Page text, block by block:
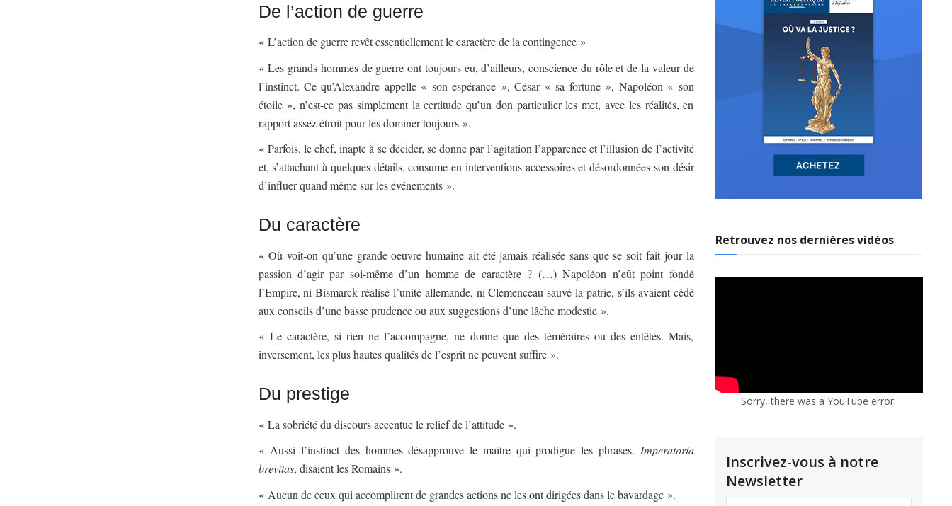
De l’action de guerre
« L’action de guerre revêt essentiellement le caractère de la contingence »
« Les grands hommes de guerre ont toujours eu, d’ailleurs, conscience du rôle et de la valeur de
l’instinct. Ce qu’Alexandre appelle « son espérance », César « sa fortune », Napoléon « son
étoile », n’est-ce pas simplement la certitude qu’un don particulier les met, avec les réalités, en
rapport assez étroit pour les dominer toujours ».
« Parfois, le chef, inapte à se décider, se donne par l’agitation l’apparence et l’illusion de l’activité
et, s’attachant à quelques détails, consume en interventions accessoires et désordonnées son désir
d’influer quand même sur les événements ».
Du caractère
« Où voit-on qu’une grande oeuvre humaine ait été jamais réalisée sans que se soit fait jour la
passion d’agir par soi-même d’un homme de caractère ? (…) Napoléon n’eût point fondé
l’Empire, ni Bismarck réalisé l’unité allemande, ni Clemenceau sauvé la patrie, s’ils avaient cédé
aux conseils d’une basse prudence ou aux suggestions d’une lâche modestie ».
« Le caractère, si rien ne l’accompagne, ne donne que des téméraires ou des entêtés. Mais,
inversement, les plus hautes qualités de l’esprit ne peuvent suffire ».
Du prestige
« La sobriété du discours accentue le relief de l’attitude ».
« Aussi l’instinct des hommes désapprouve le maître qui prodigue les phrases. Imperatoria
brevitas, disaient les Romains ».
« Aucun de ceux qui accomplirent de grandes actions ne les ont dirigées dans le bavardage ».
Retrouvez nos dernières vidéos
Sorry, there was a YouTube error.
Inscrivez-vous à notre
Newsletter